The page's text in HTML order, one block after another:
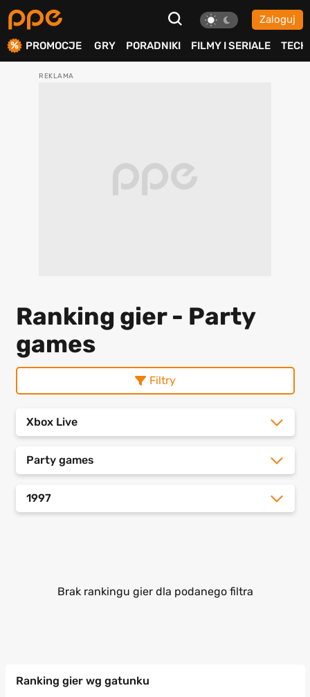
Zaloguj
PROMOCJE GRY PORADNIKI FILMY I SERIALE TECH
Ranking gier - Party
games
Filtry
Xbox Live
Party games
1997
Brak rankingu gier dla podanego filtra
Ranking gier wg gatunku